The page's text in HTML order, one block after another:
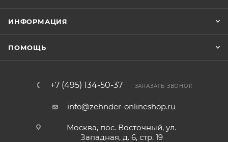
ИНФОРМАЦИЯ
ПОМОЩЬ
+7 (495) 134-50-37 ЗАКАЗАТЬ ЗВОНОК
info@zehnder-onlineshop.ru
Москва, пос. Восточный, ул.
Западная, д. 6, стр. 19